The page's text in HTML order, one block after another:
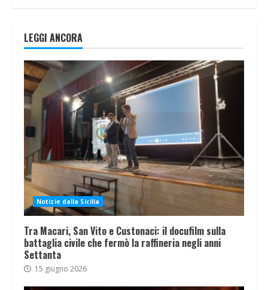
LEGGI ANCORA
Notizie dalla Sicilia
Tra Macari, San Vito e Custonaci: il docufilm sulla
battaglia civile che fermò la raffineria negli anni
Settanta
15 giugno 2026